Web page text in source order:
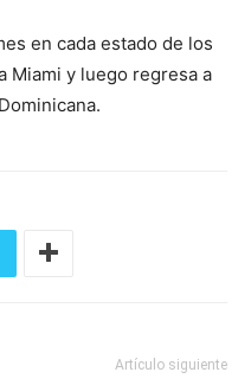
en cada estado de los
Miami y luego regresa a
Artículo siguiente